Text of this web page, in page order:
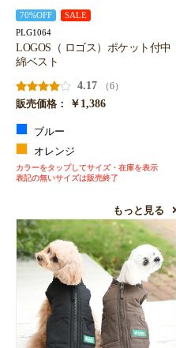
70%OFF SALE
PLG1064
LOGOS（ ロゴス）ポケット付中
綿ベスト
4.17
（6）
販売価格：
￥1,386
ブルー
オレンジ
カラーをタップしてサイズ・在庫を表示
表記の無いサイズは販売終了
もっと見る